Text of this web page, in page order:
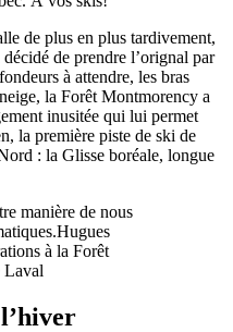
de plus en plus tardivement,
de prendre l’orignal par
à attendre, les bras
la Forêt Montmorency a
inusitée qui lui permet
la première piste de ski de
: la Glisse boréale, longue
manière de nous
Hugues
à la Forêt
Laval